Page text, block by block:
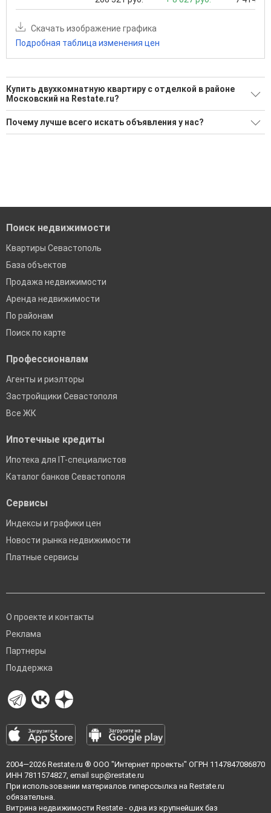
Скачать изображение графика
Подробная таблица изменения цен
Купить двухкомнатную квартиру с отделкой в районе
Московский на Restate.ru?
Поможем Купить двухкомнатную квартиру с отделкой в
районе Московский?
Почему лучше всего искать объявления у нас?
Поиск недвижимости
Квартиры Севастополь
База объектов
Продажа недвижимости
Аренда недвижимости
По районам
Поиск по карте
Профессионалам
Агенты и риэлторы
Застройщики Севастополя
Все ЖК
Ипотечные кредиты
Ипотека для IT-специалистов
Каталог банков Севастополя
Сервисы
Индексы и графики цен
Новости рынка недвижимости
Платные сервисы
О проекте и контакты
Реклама
Партнеры
Поддержка
2004—2026 Restate.ru ® ООО "Интернет проекты" ОГРН 1147847086870
ИНН 7811574827, email sup@restate.ru
При использовании материалов гиперссылка на Restate.ru
обязательна.
Витрина недвижимости Restate - одна из крупнейших баз